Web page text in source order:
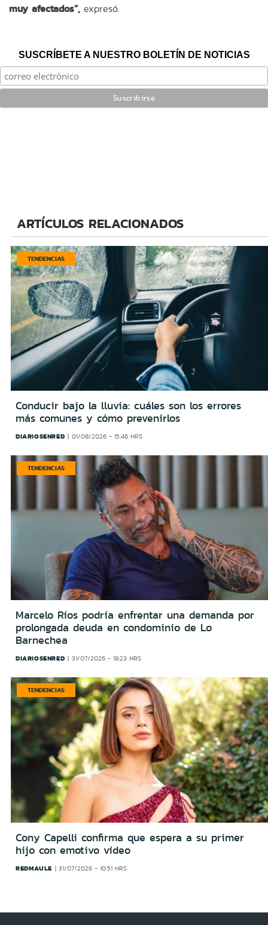
muy afectados”, expresó.
SUSCRÍBETE A NUESTRO BOLETÍN DE NOTICIAS
ARTÍCULOS RELACIONADOS
TENDENCIAS
Conducir bajo la lluvia: cuáles son los errores
más comunes y cómo prevenirlos
DIARIOSENRED 01/08/2026 - 15:46 HRS
TENDENCIAS
Marcelo Ríos podría enfrentar una demanda por
prolongada deuda en condominio de Lo
Barnechea
DIARIOSENRED 31/07/2026 - 19:23 HRS
TENDENCIAS
Cony Capelli confirma que espera a su primer
hijo con emotivo vídeo
REDMAULE 31/07/2026 - 10:51 HRS